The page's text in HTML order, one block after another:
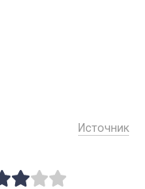
Источник